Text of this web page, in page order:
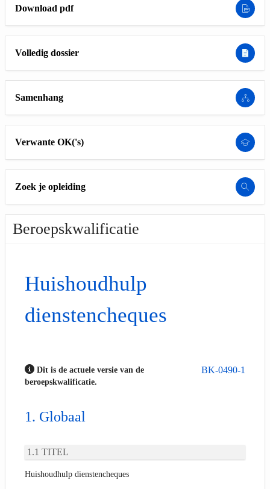
Download pdf
Volledig dossier
Samenhang
Verwante OK('s)
Zoek je opleiding
Beroepskwalificatie
Huishoudhulp
dienstencheques
BK-0490-1
Dit is de actuele versie van de
beroepskwalificatie.
Globaal
TITEL
Huishoudhulp dienstencheques